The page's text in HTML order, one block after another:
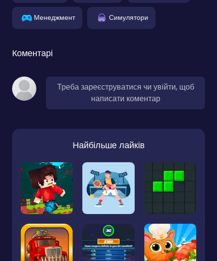
Менеджмент Симулятори
Коментарі
Треба зареєструватися чи увійти, щоб
написати коментар
Найбільше лайків